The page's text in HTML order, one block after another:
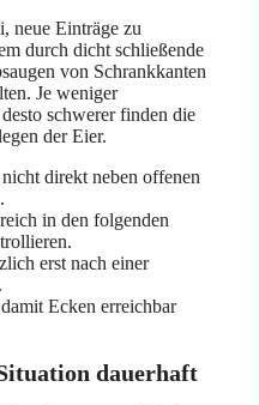
neue Einträge zu
durch dicht schließende
von Schrankkanten
Je weniger
schwerer finden die
der Eier.
direkt neben offenen
in den folgenden
erst nach einer
Ecken erreichbar
dauerhaft